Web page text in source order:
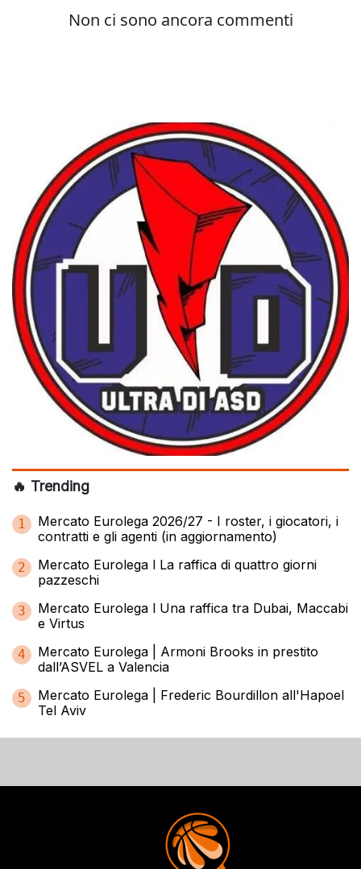
🔥 Trending
1
Mercato Eurolega 2026/27 - I roster, i giocatori, i
contratti e gli agenti (in aggiornamento)
2
Mercato Eurolega l La raffica di quattro giorni
pazzeschi
3
Mercato Eurolega l Una raffica tra Dubai, Maccabi
e Virtus
4
Mercato Eurolega | Armoni Brooks in prestito
dall’ASVEL a Valencia
5
Mercato Eurolega | Frederic Bourdillon all'Hapoel
Tel Aviv